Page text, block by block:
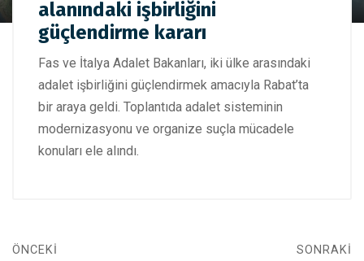
kararı
alanındaki işbirliğini
güçlendirme kararı
Fas ve İtalya Adalet Bakanları, iki ülke arasındaki
adalet işbirliğini güçlendirmek amacıyla Rabat’ta
bir araya geldi. Toplantıda adalet sisteminin
modernizasyonu ve organize suçla mücadele
konuları ele alındı.
ÖNCEKI SONRAKI